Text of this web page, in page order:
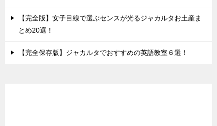
【完全版】女子目線で選ぶセンスが光るジャカルタお土産ま
とめ20選！
【完全保存版】ジャカルタでおすすめの英語教室６選！